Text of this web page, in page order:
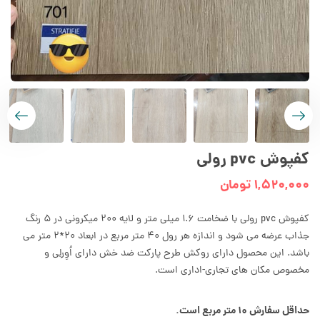
کفپوش pvc رولی
۱,۵۲۰,۰۰۰ تومان
کفپوش pvc رولی با ضخامت 1.6 میلی متر و لایه 200 میکرونی در 5 رنگ
جذاب عرضه می شود و اندازه هر رول 40 متر مربع در ابعاد 20*2 متر می
باشد. این محصول دارای روکش طرح پارکت ضد خش دارای اُوِرلِی و
مخصوص مکان های تجاری-اداری است.
حداقل سفارش ۱۰ متر مربع است.